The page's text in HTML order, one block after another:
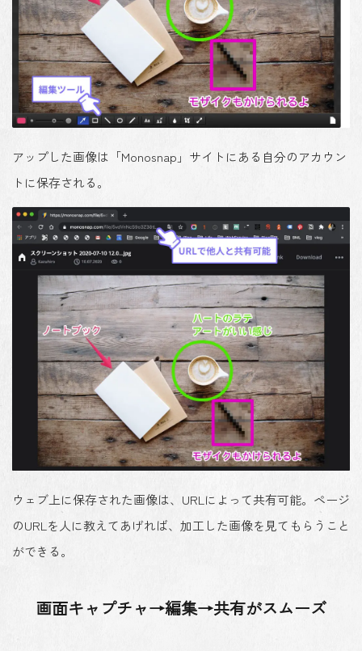
アップした画像は「Monosnap」サイトにある自分のアカウン
トに保存される。
ウェブ上に保存された画像は、URLによって共有可能。ページ
のURLを人に教えてあげれば、加工した画像を見てもらうこと
ができる。
画面キャプチャ→編集→共有がスムーズ